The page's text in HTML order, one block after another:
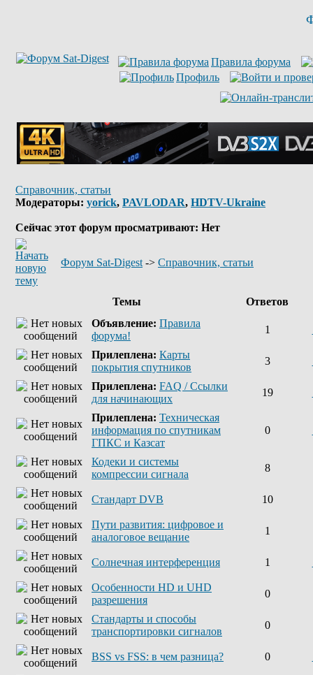
Правила форума
Профиль
Справочник, статьи
Модераторы: yorick, PAVLODAR, HDTV-Ukraine
Сейчас этот форум просматривают: Нет
Форум Sat-Digest -> Справочник, статьи
Темы
Ответов
Объявление: Правила
форума!
1
Прилеплена: Карты
покрытия спутников
3
Прилеплена: FAQ / Ссылки
для начинающих
19
Прилеплена: Техническая
информация по спутникам
ГПКС и Казсат
0
Кодеки и системы
компрессии сигнала
8
Стандарт DVB 10
Пути развития: цифровое и
аналоговое вещание
1
Солнечная интерференция 1
Особенности HD и UHD
разрешения
0
Стандарты и способы
транспортировки сигналов
0
BSS vs FSS: в чем разница? 0